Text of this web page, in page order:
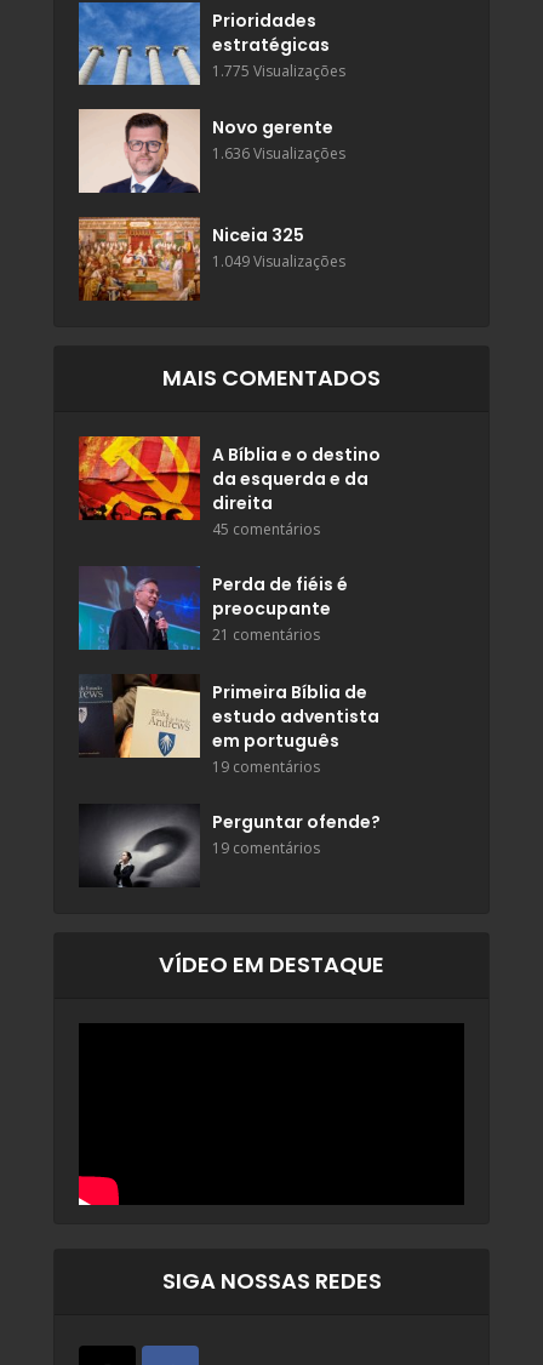
Prioridades
estratégicas
1.775 Visualizações
Novo gerente
1.636 Visualizações
Niceia 325
1.049 Visualizações
MAIS COMENTADOS
A Bíblia e o destino
da esquerda e da
direita
45 comentários
Perda de fiéis é
preocupante
21 comentários
Primeira Bíblia de
estudo adventista
em português
19 comentários
Perguntar ofende?
19 comentários
VÍDEO EM DESTAQUE
SIGA NOSSAS REDES